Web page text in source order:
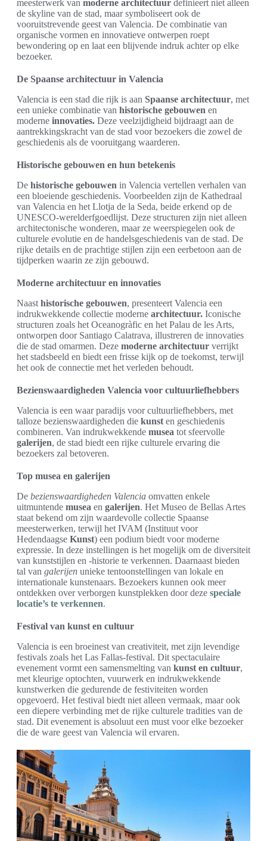
meesterwerk van moderne architectuur definieert niet alleen
de skyline van de stad, maar symboliseert ook de
vooruitstrevende geest van Valencia. De combinatie van
organische vormen en innovatieve ontwerpen roept
bewondering op en laat een blijvende indruk achter op elke
bezoeker.
De Spaanse architectuur in Valencia
Valencia is een stad die rijk is aan Spaanse architectuur, met
een unieke combinatie van historische gebouwen en
moderne innovaties. Deze veelzijdigheid bijdraagt aan de
aantrekkingskracht van de stad voor bezoekers die zowel de
geschiedenis als de vooruitgang waarderen.
Historische gebouwen en hun betekenis
De historische gebouwen in Valencia vertellen verhalen van
een bloeiende geschiedenis. Voorbeelden zijn de Kathedraal
van Valencia en het Llotja de la Seda, beide erkend op de
UNESCO-werelderfgoedlijst. Deze structuren zijn niet alleen
architectonische wonderen, maar ze weerspiegelen ook de
culturele evolutie en de handelsgeschiedenis van de stad. De
rijke details en de prachtige stijlen zijn een eerbetoon aan de
tijdperken waarin ze zijn gebouwd.
Moderne architectuur en innovaties
Naast historische gebouwen, presenteert Valencia een
indrukwekkende collectie moderne architectuur. Iconische
structuren zoals het Oceanogràfic en het Palau de les Arts,
ontworpen door Santiago Calatrava, illustreren de innovaties
die de stad omarmen. Deze moderne architectuur verrijkt
het stadsbeeld en biedt een frisse kijk op de toekomst, terwijl
het ook de connectie met het verleden behoudt.
Bezienswaardigheden Valencia voor cultuurliefhebbers
Valencia is een waar paradijs voor cultuurliefhebbers, met
talloze bezienswaardigheden die kunst en geschiedenis
combineren. Van indrukwekkende musea tot sfeervolle
galerijen, de stad biedt een rijke culturele ervaring die
bezoekers zal betoveren.
Top musea en galerijen
De bezienswaardigheden Valencia omvatten enkele
uitmuntende musea en galerijen. Het Museo de Bellas Artes
staat bekend om zijn waardevolle collectie Spaanse
meesterwerken, terwijl het IVAM (Instituut voor
Hedendaagse Kunst) een podium biedt voor moderne
expressie. In deze instellingen is het mogelijk om de diversiteit
van kunststijlen en -historie te verkennen. Daarnaast bieden
tal van galerijen unieke tentoonstellingen van lokale en
internationale kunstenaars. Bezoekers kunnen ook meer
ontdekken over verborgen kunstplekken door deze speciale
locatie’s te verkennen.
Festival van kunst en cultuur
Valencia is een broeinest van creativiteit, met zijn levendige
festivals zoals het Las Fallas-festival. Dit spectaculaire
evenement vormt een samensmelting van kunst en cultuur,
met kleurige optochten, vuurwerk en indrukwekkende
kunstwerken die gedurende de festiviteiten worden
opgevoerd. Het festival biedt niet alleen vermaak, maar ook
een diepere verbinding met de rijke culturele tradities van de
stad. Dit evenement is absoluut een must voor elke bezoeker
die de ware geest van Valencia wil ervaren.